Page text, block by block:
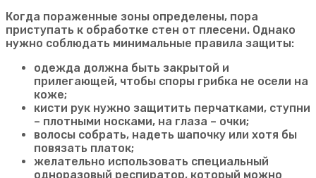
Когда пораженные зоны определены, пора
приступать к обработке стен от плесени. Однако
нужно соблюдать минимальные правила защиты:
одежда должна быть закрытой и
прилегающей, чтобы споры грибка не осели на
коже;
кисти рук нужно защитить перчатками, ступни
– плотными носками, на глаза – очки;
волосы собрать, надеть шапочку или хотя бы
повязать платок;
желательно использовать специальный
одноразовый респиратор, который можно